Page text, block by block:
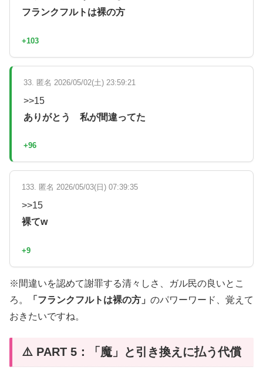
フランクフルトは裸の方
+103
33. 匿名 2026/05/02(土) 23:59:21
>>15
ありがとう 私が間違ってた
+96
133. 匿名 2026/05/03(日) 07:39:35
>>15
裸てw
+9
※間違いを認めて謝罪する清々しさ、ガル民の良いとこ
ろ。
「フランクフルトは裸の方」 のパワーワード、覚えて
おきたいですね。
⚠️ PART 5：「魔」と引き換えに払う代償